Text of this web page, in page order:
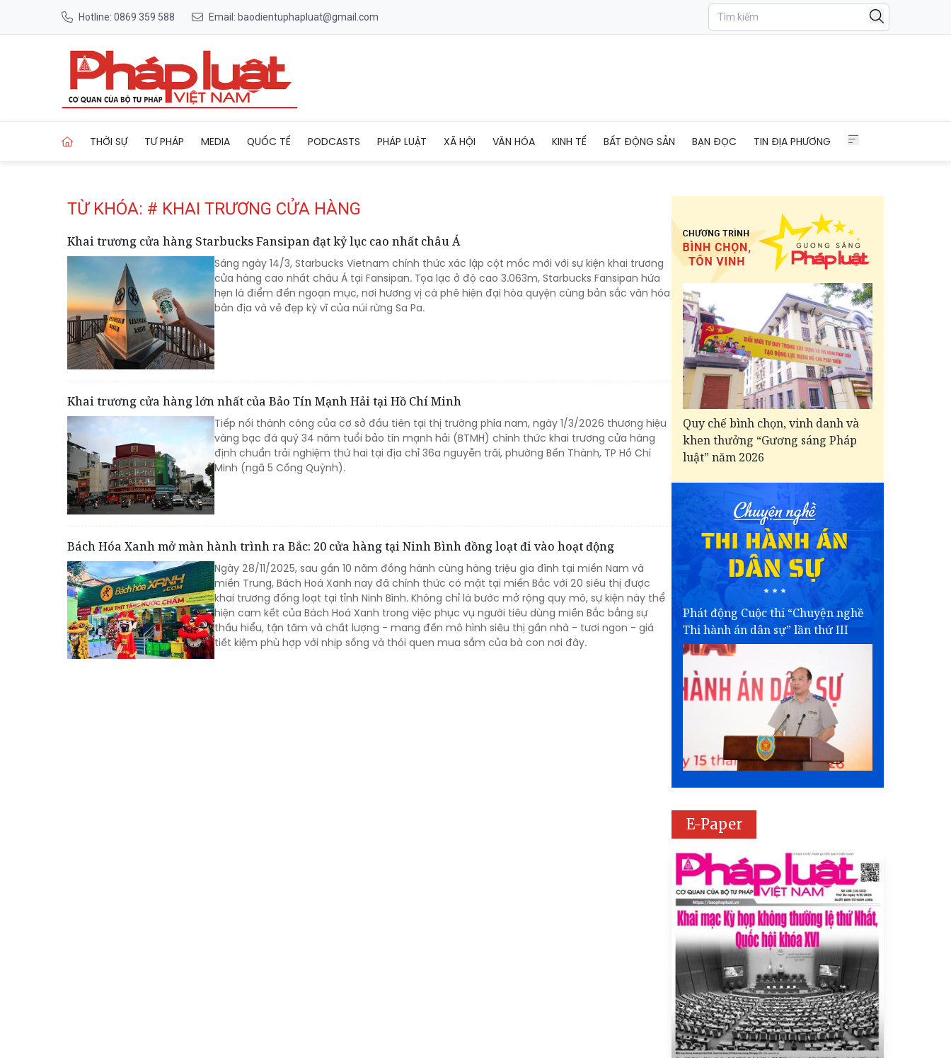
Hotline: 0869 359 588 Email: baodientuphapluat@gmail.com
THỜI SỰ TƯ PHÁP MEDIA QUỐC TẾ PODCASTS PHÁP LUẬT XÃ HỘI VĂN HÓA KINH TẾ BẤT ĐỘNG SẢN BẠN ĐỌC TIN ĐỊA PHƯƠNG
TỪ KHÓA: # KHAI TRƯƠNG CỬA HÀNG
Khai trương cửa hàng Starbucks Fansipan đạt kỷ lục cao nhất châu Á
Sáng ngày 14/3, Starbucks Vietnam chính thức xác lập cột mốc mới với sự kiện khai trương
cửa hàng cao nhất châu Á tại Fansipan. Tọa lạc ở độ cao 3.063m, Starbucks Fansipan hứa
hẹn là điểm đến ngoạn mục, nơi hương vị cà phê hiện đại hòa quyện cùng bản sắc văn hóa
bản địa và vẻ đẹp kỳ vĩ của núi rừng Sa Pa.
Khai trương cửa hàng lớn nhất của Bảo Tín Mạnh Hải tại Hồ Chí Minh
Tiếp nối thành công của cơ sở đầu tiên tại thị trường phía nam, ngày 1/3/2026 thương hiệu
vàng bạc đá quý 34 năm tuổi bảo tín mạnh hải (BTMH) chính thức khai trương cửa hàng
định chuẩn trải nghiệm thứ hai tại địa chỉ 36a nguyễn trãi, phường Bến Thành, TP Hồ Chí
Minh (ngã 5 Cống Quỳnh).
Bách Hóa Xanh mở màn hành trình ra Bắc: 20 cửa hàng tại Ninh Bình đồng loạt đi vào hoạt động
Ngày 28/11/2025, sau gần 10 năm đồng hành cùng hàng triệu gia đình tại miền Nam và
miền Trung, Bách Hoá Xanh nay đã chính thức có mặt tại miền Bắc với 20 siêu thị được
khai trương đồng loạt tại tỉnh Ninh Bình. Không chỉ là bước mở rộng quy mô, sự kiện này thể
hiện cam kết của Bách Hoá Xanh trong việc phục vụ người tiêu dùng miền Bắc bằng sự
thấu hiểu, tận tâm và chất lượng - mang đến mô hình siêu thị gần nhà - tươi ngon - giá
tiết kiệm phù hợp với nhịp sống và thói quen mua sắm của bà con nơi đây.
Quy chế bình chọn, vinh danh và
khen thưởng “Gương sáng Pháp
luật” năm 2026
Phát động Cuộc thi “Chuyện nghề
Thi hành án dân sự” lần thứ III
E-Paper